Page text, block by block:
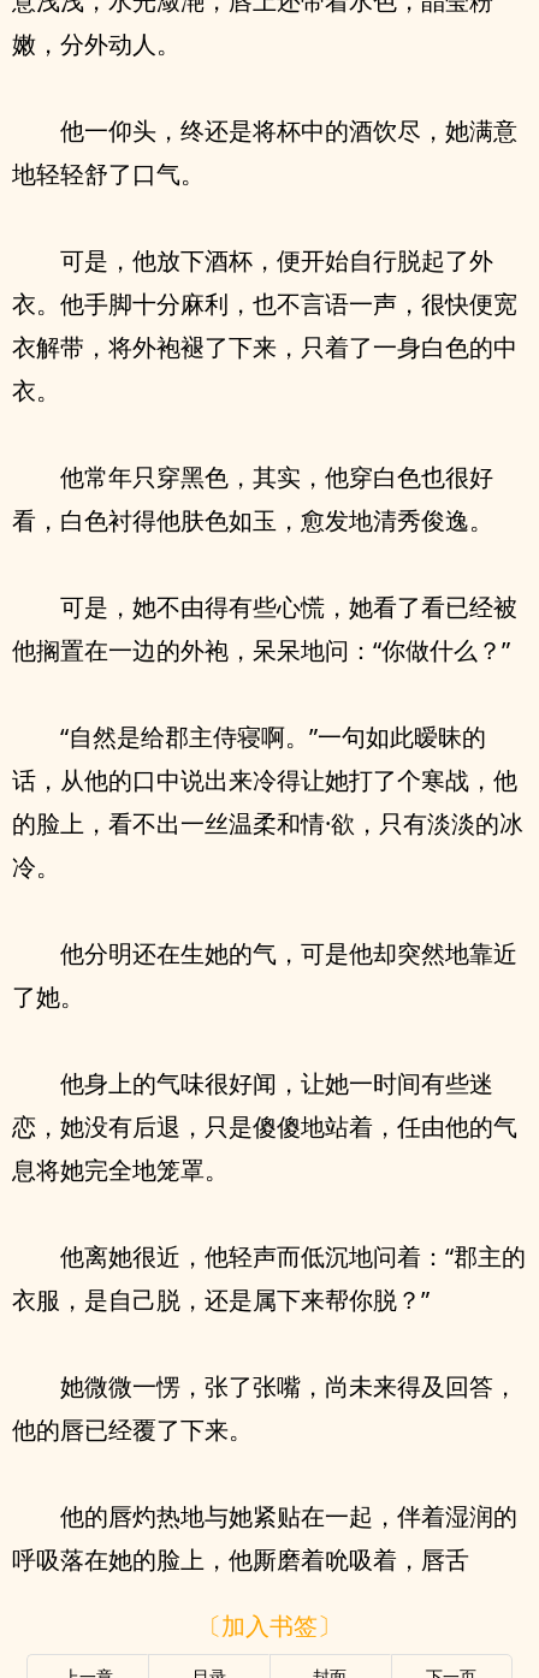
嫩，分外动人。
他一仰头，终还是将杯中的酒饮尽，她满意
地轻轻舒了口气。
可是，他放下酒杯，便开始自行脱起了外
衣。他手脚十分麻利，也不言语一声，很快便宽
衣解带，将外袍褪了下来，只着了一身白色的中
衣。
他常年只穿黑色，其实，他穿白色也很好
看，白色衬得他肤色如玉，愈发地清秀俊逸。
可是，她不由得有些心慌，她看了看已经被
他搁置在一边的外袍，呆呆地问：“你做什么？”
“自然是给郡主侍寝啊。”一句如此暧昧的
话，从他的口中说出来冷得让她打了个寒战，他
的脸上，看不出一丝温柔和情·欲，只有淡淡的冰
冷。
他分明还在生她的气，可是他却突然地靠近
了她。
他身上的气味很好闻，让她一时间有些迷
恋，她没有后退，只是傻傻地站着，任由他的气
息将她完全地笼罩。
他离她很近，他轻声而低沉地问着：“郡主的
衣服，是自己脱，还是属下来帮你脱？”
她微微一愣，张了张嘴，尚未来得及回答，
他的唇已经覆了下来。
他的唇灼热地与她紧贴在一起，伴着湿润的
呼吸落在她的脸上，他厮磨着吮吸着，唇舌
〔加入书签〕